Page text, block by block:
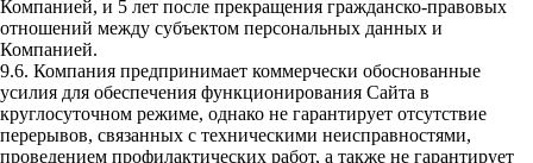
Компанией, и 5 лет после прекращения гражданско-правовых
отношений между субъектом персональных данных и
Компанией.
9.6. Компания предпринимает коммерчески обоснованные
усилия для обеспечения функционирования Сайта в
круглосуточном режиме, однако не гарантирует отсутствие
перерывов, связанных с техническими неисправностями,
проведением профилактических работ, а также не гарантирует